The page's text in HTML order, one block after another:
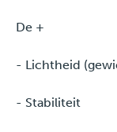
De +
- Lichtheid
- Stabiliteit